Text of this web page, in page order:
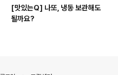
[맛있는Q] 나또, 냉동 보관해도
될까요?